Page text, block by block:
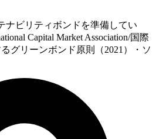
ナビリティボンドを準備してい
Capital Market Association/国際
グリーンボンド原則（2021）・ソ